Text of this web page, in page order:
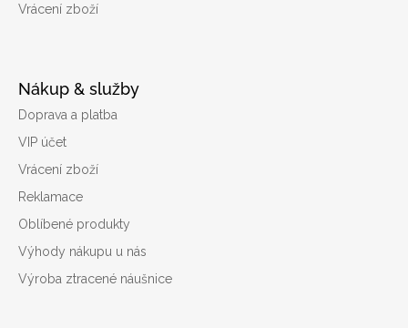
Vrácení zboží
Nákup & služby
Doprava a platba
VIP účet
Vrácení zboží
Reklamace
Oblíbené produkty
Výhody nákupu u nás
Výroba ztracené náušnice